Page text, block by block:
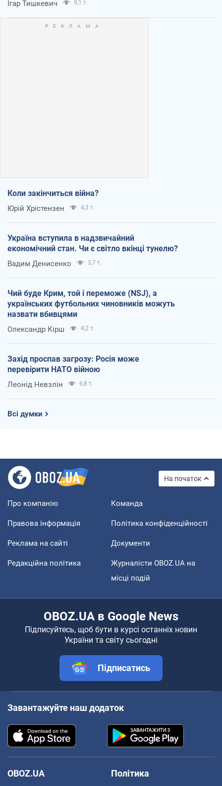
Ігар Тишкевич 9,1 т.
Коли закінчиться війна?
Юрій Хрістензен 4,3 т.
Україна вступила в надзвичайний
економічний стан. Чи є світло вкінці тунелю?
Вадим Денисенко 3,7 т.
Чий буде Крим, той і переможе (NSJ), а
українських футбольних чиновників можуть
назвати вбивцями
Олександр Кірш 4,2 т.
Захід проспав загрозу: Росія може
перевірити НАТО війною
Леонід Невзлін 6,8 т.
Всі думки
На початок
Про компанію Команда
Правова інформація Політика конфіденційності
Реклама на сайті Документи
Редакційна політика
Журналісти OBOZ.UA на
місці подій
OBOZ.UA в Google News
Підписуйтесь, щоб бути в курсі останніх новин
України та світу сьогодні
Підписатись
Завантажуйте наш додаток
OBOZ.UA
Політика